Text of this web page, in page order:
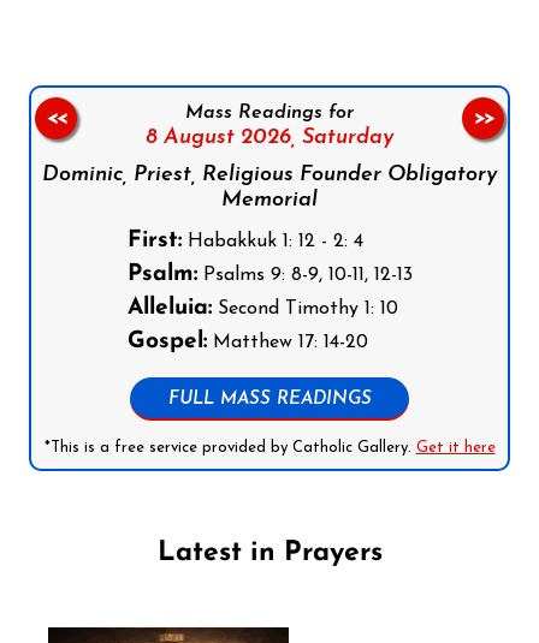
Mass Readings for
8 August 2026, Saturday
Dominic, Priest, Religious Founder Obligatory
Memorial
First:Habakkuk 1: 12 - 2: 4
Psalm:Psalms 9: 8-9, 10-11, 12-13
Alleluia:Second Timothy 1: 10
Gospel:Matthew 17: 14-20
FULL MASS READINGS
*This is a free service provided by Catholic Gallery. Get it here
<< >>
Latest in Prayers